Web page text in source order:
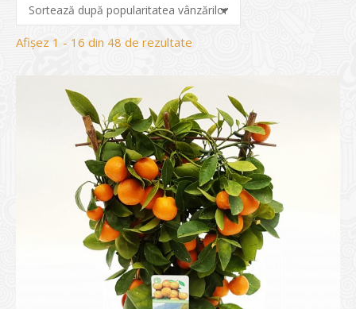
Afișez 1 - 16 din 48 de rezultate
medie